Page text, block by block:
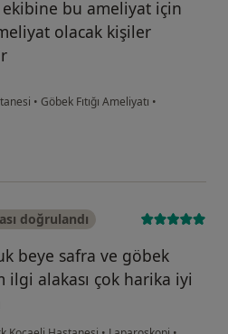
bu ameliyat için
olacak kişiler
• Göbek Fıtığı Ameliyatı •
doğrulandı
beye safra ve göbek
ilgi alakası çok harika iyi